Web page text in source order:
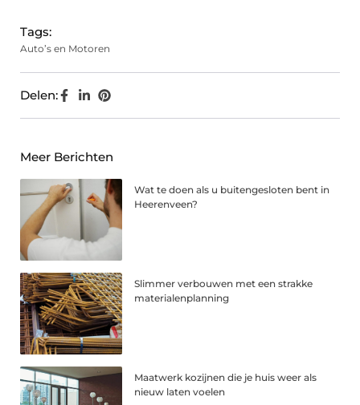
Tags:
Auto’s en Motoren
Delen:
Meer Berichten
Wat te doen als u buitengesloten bent in
Heerenveen?
Slimmer verbouwen met een strakke
materialenplanning
Maatwerk kozijnen die je huis weer als
nieuw laten voelen